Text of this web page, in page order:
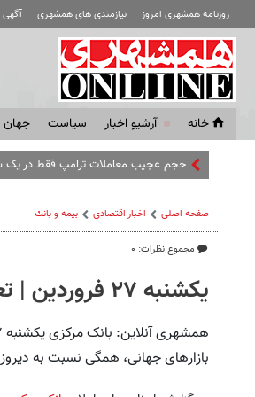
روزنامه همشهری امروز نیازمندی های همشهری آگهی
خانه آرشیو اخبار سياست جهان
حجم عجیب معاملات ترامپ فقط در یک
صفحه اصلی اخبار اقتصادی بيمه و بانك
مجموع نظرات: ۰
یکشنبه ۲۷ فروردین | تعطیلی بازارهای جهانی و ثبات نرخ ارزهای بانکی
بازارهای جهانی، همگی نسبت به